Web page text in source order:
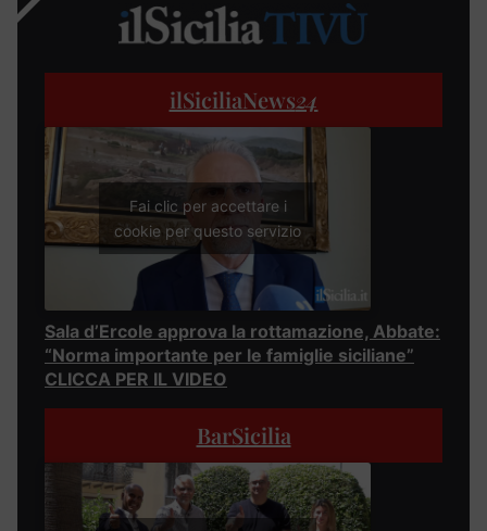
ilSiciliaNews24
Fai clic per accettare i
cookie per questo servizio
Sala d’Ercole approva la rottamazione, Abbate:
“Norma importante per le famiglie siciliane”
CLICCA PER IL VIDEO
BarSicilia